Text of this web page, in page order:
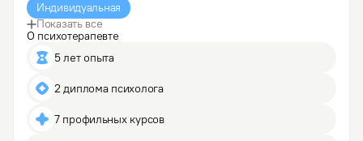
Индивидуальная
Показать все
О психотерапевте
5 лет опыта
2 диплома психолога
7 профильных курсов